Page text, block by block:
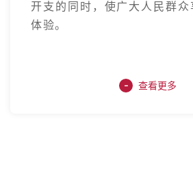
开支的同时，使广大人民群
体验。
- 查看更多